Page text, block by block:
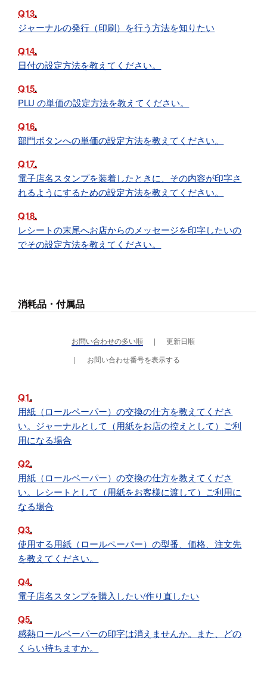
Q13
ジャーナルの発行（印刷）を行う方法を知りたい
Q14
日付の設定方法を教えてください。
Q15
PLU の単価の設定方法を教えてください。
Q16
部門ボタンへの単価の設定方法を教えてください。
Q17
電子店名スタンプを装着したときに、その内容が印字さ
れるようにするための設定方法を教えてください。
Q18
レシートの末尾へお店からのメッセージを印字したいの
でその設定方法を教えてください。
消耗品・付属品
お問い合わせの多い順
更新日順
お問い合わせ番号を表示する
Q1
用紙（ロールペーパー）の交換の仕方を教えてくださ
い。ジャーナルとして（用紙をお店の控えとして）ご利
用になる場合
Q2
用紙（ロールペーパー）の交換の仕方を教えてくださ
い。レシートとして（用紙をお客様に渡して）ご利用に
なる場合
Q3
使用する用紙（ロールペーパー）の型番、価格、注文先
を教えてください。
Q4
電子店名スタンプを購入したい/作り直したい
Q5
感熱ロールペーパーの印字は消えませんか。また、どの
くらい持ちますか。